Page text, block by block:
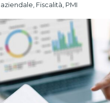
Fiscalità, PMI